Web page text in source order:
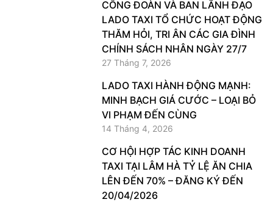
​CÔNG ĐOÀN VÀ BAN LÃNH ĐẠO
LADO TAXI TỔ CHỨC HOẠT ĐỘNG
THĂM HỎI, TRI ÂN CÁC GIA ĐÌNH
CHÍNH SÁCH NHÂN NGÀY 27/7
27 Tháng 7, 2026
LADO TAXI HÀNH ĐỘNG MẠNH:
MINH BẠCH GIÁ CƯỚC – LOẠI BỎ
VI PHẠM ĐẾN CÙNG
14 Tháng 4, 2026
CƠ HỘI HỢP TÁC KINH DOANH
TAXI TẠI LÂM HÀ TỶ LỆ ĂN CHIA
LÊN ĐẾN 70% – ĐĂNG KÝ ĐẾN
20/04/2026